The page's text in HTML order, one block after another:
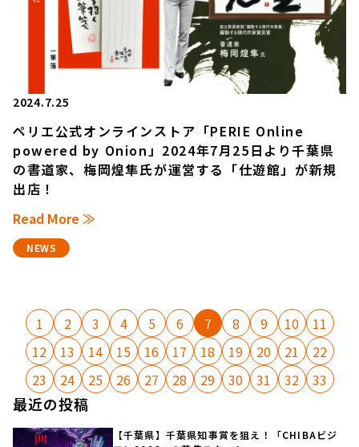
2024.7.25
ペリエ公式オンラインストア「PERIE Online
powered by Onion」2024年7月25日より千葉県
の書道家、梅岡煌隼氏が運営する「仕遊館」が新規
出店！
Read More ≫
NEWS
1 2 3 4 5 6 7 8 9 10
11
12
13 14 15 16 17 18 19 20 21
22
23
24 25 26 27 28 29 30 31 32 33
最近の投稿
【千葉県】千葉県知事賞を狙え！「CHIBAビジ